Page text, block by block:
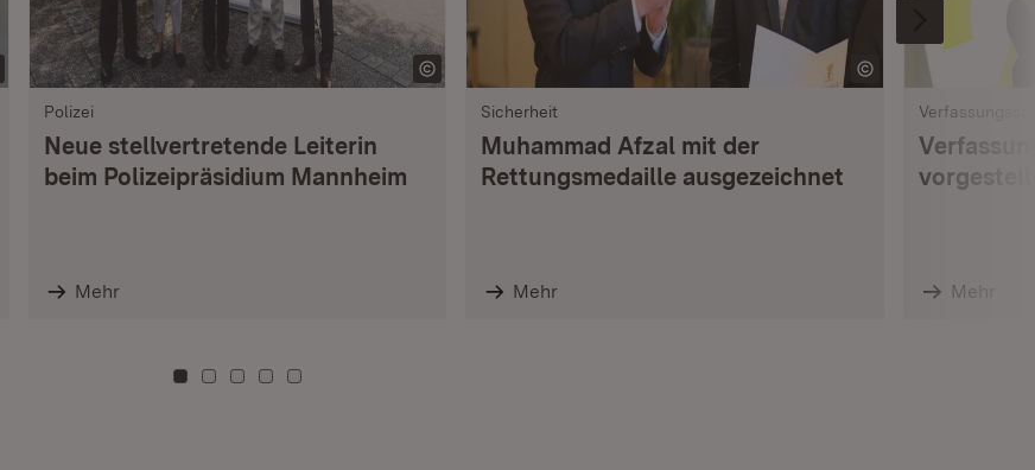
Polizei
Neue stellvertretende Leiterin
beim Polizeipräsidium Mannheim
Mehr
Sicherheit
Muhammad Afzal mit der
Rettungsmedaille ausgezeichnet
Mehr Mehr
Zu Kachel: 0
Zu Kachel: 3
Zu Kachel: 6
Zu Kachel: 9
Zu Kachel: 12